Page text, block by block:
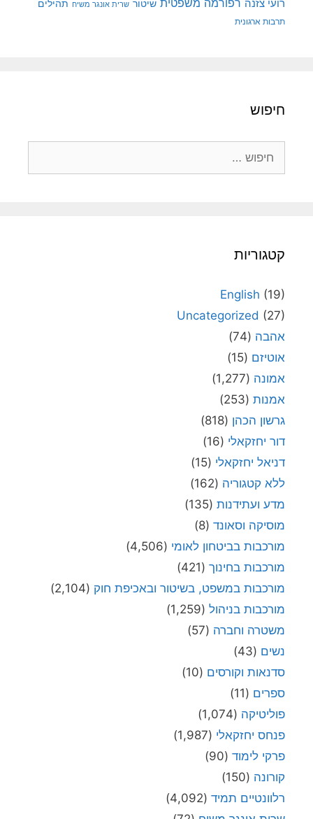
רועי צזנה רפורמה משפטית שיטור שרית אונגר משיח תהילים
תרבות ארגונית
חיפוש
קטגוריות
English (19)
Uncategorized (27)
אהבה (74)
אוטיזם (15)
אמונה (1,277)
אמנות (253)
גרשון הכהן (818)
דור יחזקאלי (16)
דניאל יחזקאלי (15)
ללא קטגוריה (162)
מדע ועתידנות (135)
מוסיקה וסאונד (8)
מורכבות בביטחון לאומי (4,506)
מורכבות בחינוך (421)
מורכבות במשפט, בשיטור ובאכיפת חוק (2,104)
מורכבות בניהול (1,259)
משטרה וחברה (57)
נשים (43)
סדנאות וקורסים (10)
ספרים (11)
פוליטיקה (1,074)
פנחס יחזקאלי (1,987)
פרקי לימוד (90)
קורונה (150)
רלוונטיים תמיד (4,092)